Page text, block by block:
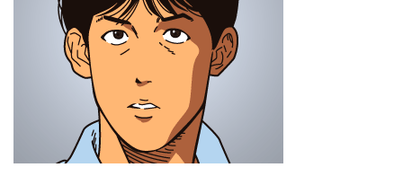
ラム
ダン
ク】
中村
の名
言・
名セ
リフ
3
スラ